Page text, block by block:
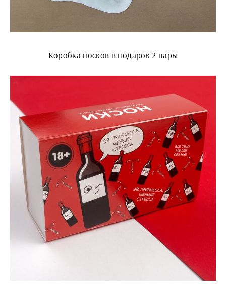
Коробка носков в подарок 2 пары